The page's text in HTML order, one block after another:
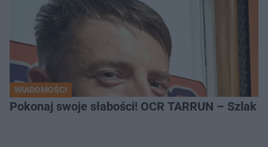
WIADOMOŚCI
Pokonaj swoje słabości! OCR TARRUN – Szlak